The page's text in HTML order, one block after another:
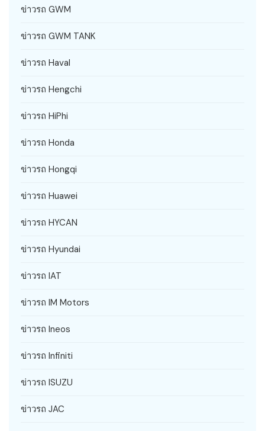
ข่าวรถ GWM
ข่าวรถ GWM TANK
ข่าวรถ Haval
ข่าวรถ Hengchi
ข่าวรถ HiPhi
ข่าวรถ Honda
ข่าวรถ Hongqi
ข่าวรถ Huawei
ข่าวรถ HYCAN
ข่าวรถ Hyundai
ข่าวรถ IAT
ข่าวรถ IM Motors
ข่าวรถ Ineos
ข่าวรถ Infiniti
ข่าวรถ ISUZU
ข่าวรถ JAC